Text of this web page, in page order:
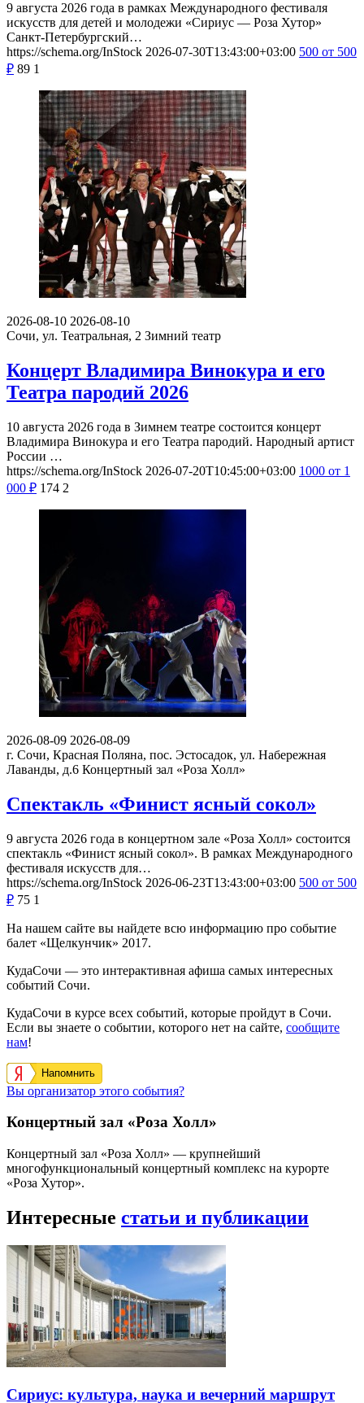
9 августа 2026 года в рамках Международного фестиваля
искусств для детей и молодежи «Сириус — Роза Хутор»
Санкт-Петербургский…
https://schema.org/InStock 2026-07-30T13:43:00+03:00 500 от 500
₽ 89 1
2026-08-10 2026-08-10
Сочи, ул. Театральная, 2 Зимний театр
Концерт Владимира Винокура и его
Театра пародий 2026
10 августа 2026 года в Зимнем театре состоится концерт
Владимира Винокура и его Театра пародий. Народный артист
России …
https://schema.org/InStock 2026-07-20T10:45:00+03:00 1000 от 1
000 ₽ 174 2
2026-08-09 2026-08-09
г. Сочи, Красная Поляна, пос. Эстосадок, ул. Набережная
Лаванды, д.6 Концертный зал «Роза Холл»
Спектакль «Финист ясный сокол»
9 августа 2026 года в концертном зале «Роза Холл» состоится
спектакль «Финист ясный сокол». В рамках Международного
фестиваля искусств для…
https://schema.org/InStock 2026-06-23T13:43:00+03:00 500 от 500
₽ 75 1
На нашем сайте вы найдете всю информацию про событие
балет «Щелкунчик» 2017.
КудаСочи — это интерактивная афиша самых интересных
событий Сочи.
КудаСочи в курсе всех событий, которые пройдут в Сочи.
Если вы знаете о событии, которого нет на сайте, сообщите
нам!
Напомнить
Вы организатор этого события?
Концертный зал «Роза Холл»
Концертный зал «Роза Холл» — крупнейший
многофункциональный концертный комплекс на курорте
«Роза Хутор».
Интересные статьи и публикации
Сириус: культура, наука и вечерний маршрут